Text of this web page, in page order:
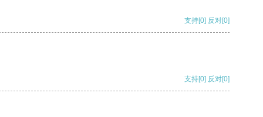
支持[0] 反对[0]
支持[0] 反对[0]